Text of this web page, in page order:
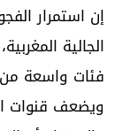
إن استمرار
الجالية
فئات واسعة من
ويضعف قنوات